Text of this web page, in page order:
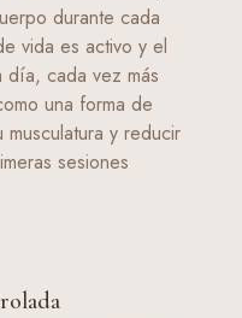
durante cada
vida es activo y el
cada vez más
una forma de
y reducir
sesiones